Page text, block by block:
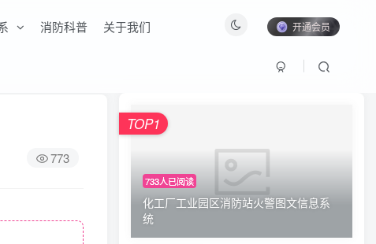
消防科普 关于我们 开通会员
773
733人已阅读
化工厂工业园区消防站火警图文信息系
统
TOP1